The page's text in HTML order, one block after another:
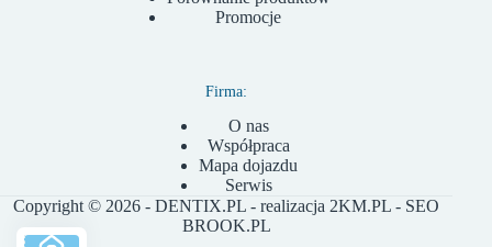
Promocje
Firma:
O nas
Współpraca
Mapa dojazdu
Serwis
Copyright © 2026 - DENTIX.PL - realizacja 2KM.PL - SEO
BROOK.PL